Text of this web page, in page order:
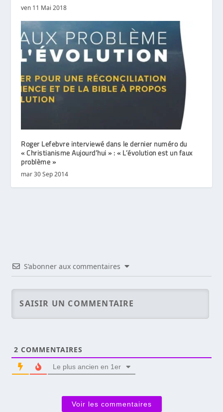
ven 11 Mai 2018
Roger Lefebvre interviewé dans le dernier numéro du
« Christianisme Aujourd’hui » : « L’évolution est un faux
problème »
mar 30 Sep 2014
S’abonner aux commentaires
2 COMMENTAIRES
Le plus ancien en 1er
Voir les commentaires